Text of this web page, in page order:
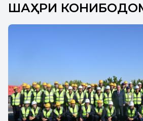
ШАҲРИ